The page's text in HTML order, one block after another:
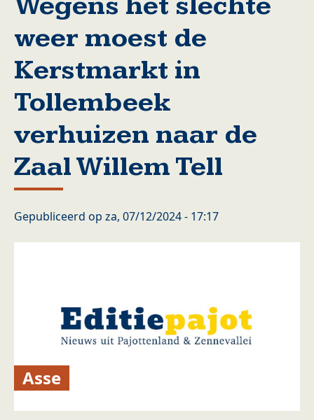
weer moest de
Kerstmarkt in
Tollembeek
verhuizen naar de
Zaal Willem Tell
Gepubliceerd op za, 07/12/2024 - 17:17
Asse